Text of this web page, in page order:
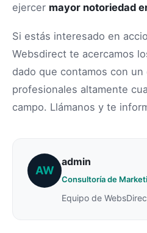
ejercer mayor notoriedad
Si estás interesado en
Websdirect te acercamos
dado que contamos con un
profesionales altamente
campo. Llámanos y te
AW
admin
Consultoría de
Equipo de